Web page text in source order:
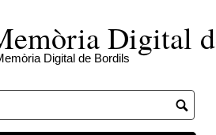
Digital
Digital de Bordils